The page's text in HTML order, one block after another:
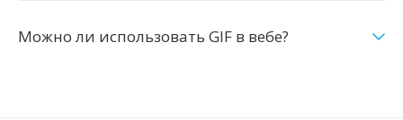
Можно ли использовать GIF в вебе?